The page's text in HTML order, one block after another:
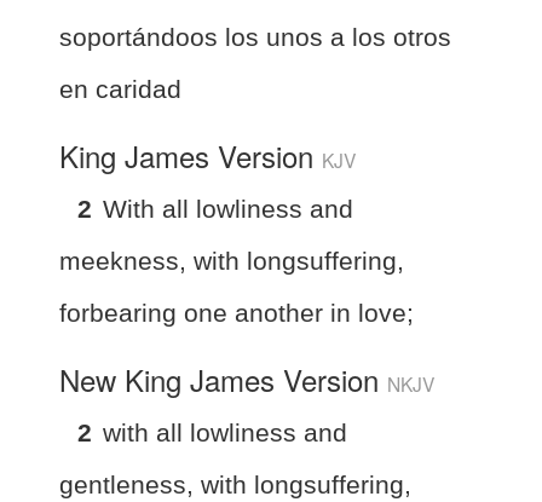
soportándoos los unos a los otros
en caridad
King James Version KJV
2 With all lowliness and
meekness, with longsuffering,
forbearing one another in love;
New King James Version NKJV
2 with all lowliness and
gentleness, with longsuffering,